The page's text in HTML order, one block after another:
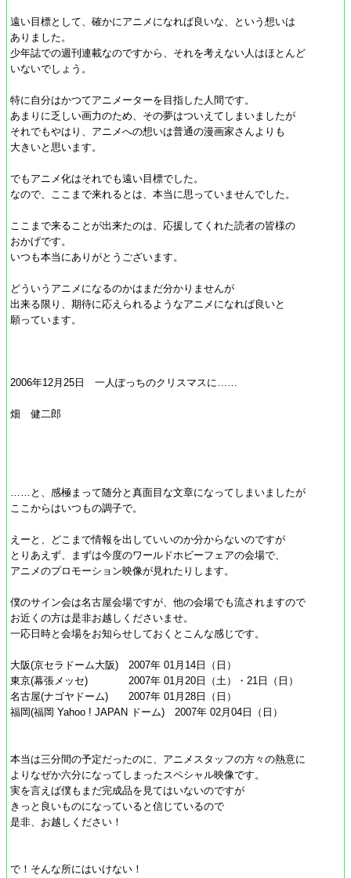
遠い目標として、確かにアニメになれば良いな、という想いは
ありました。
少年誌での週刊連載なのですから、それを考えない人はほとんど
いないでしょう。
特に自分はかつてアニメーターを目指した人間です。
あまりに乏しい画力のため、その夢はついえてしまいましたが
それでもやはり、アニメへの想いは普通の漫画家さんよりも
大きいと思います。
でもアニメ化はそれでも遠い目標でした。
なので、ここまで来れるとは、本当に思っていませんでした。
ここまで来ることが出来たのは、応援してくれた読者の皆様の
おかげです。
いつも本当にありがとうございます。
どういうアニメになるのかはまだ分かりませんが
出来る限り、期待に応えられるようなアニメになれば良いと
願っています。
2006年12月25日 一人ぽっちのクリスマスに……
畑 健二郎
……と、感極まって随分と真面目な文章になってしまいましたが
ここからはいつもの調子で。
えーと、どこまで情報を出していいのか分からないのですが
とりあえず、まずは今度のワールドホビーフェアの会場で、
アニメのプロモーション映像が見れたりします。
僕のサイン会は名古屋会場ですが、他の会場でも流されますので
お近くの方は是非お越しくださいませ。
一応日時と会場をお知らせしておくとこんな感じです。
大阪(京セラドーム大阪) 2007年 01月14日（日）
東京(幕張メッセ) 2007年 01月20日（土）・21日（日）
名古屋(ナゴヤドーム) 2007年 01月28日（日）
福岡(福岡 Yahoo ! JAPAN ドーム) 2007年 02月04日（日）
本当は三分間の予定だったのに、アニメスタッフの方々の熱意に
よりなぜか六分になってしまったスペシャル映像です。
実を言えば僕もまだ完成品を見てはいないのですが
きっと良いものになっていると信じているので
是非、お越しください！
で！そんな所にはいけない！